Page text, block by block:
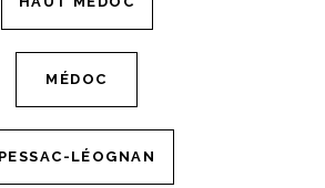
MÉDOC
PESSAC-LÉOGNAN